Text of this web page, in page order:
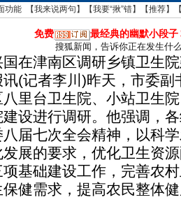
功能 【我来说两句 】【我要“揪”错】【推荐】
免费 最经典的幽默小段子
搜狐新闻，告诉你正在发生什
津南区调研乡镇卫生院
记者李川)昨天，市委副
八里台卫生院、小站卫生
设进行调研。他强调，
届七次全会精神，以科
发展的要求，优化卫生资
项基础建设工作，完善农
保健需求，提高农民整体